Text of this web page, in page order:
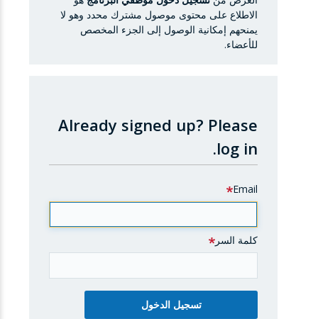
الاطلاع على محتوى موصول مشترك محدد وهو لا
يمنحهم إمكانية الوصول إلى الجزء المخصص
للأعضاء.
Already signed up? Please
log in.
Email
كلمة السر